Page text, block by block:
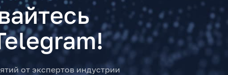
от экспертов индустрии